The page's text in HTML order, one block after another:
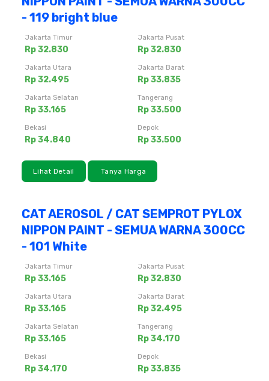
- 119 bright blue
Jakarta Timur
Rp 32.830
Jakarta Pusat
Rp 32.830
Jakarta Utara
Rp 32.495
Jakarta Barat
Rp 33.835
Jakarta Selatan
Rp 33.165
Tangerang
Rp 33.500
Bekasi
Rp 34.840
Depok
Rp 33.500
Lihat Detail Tanya Harga
CAT AEROSOL / CAT SEMPROT PYLOX
NIPPON PAINT - SEMUA WARNA 300CC
- 101 White
Jakarta Timur
Rp 33.165
Jakarta Pusat
Rp 32.830
Jakarta Utara
Rp 33.165
Jakarta Barat
Rp 32.495
Jakarta Selatan
Rp 33.165
Tangerang
Rp 34.170
Bekasi
Rp 34.170
Depok
Rp 33.835